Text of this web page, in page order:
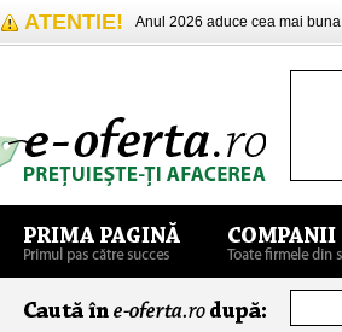
ATENTIE! Anul 2026 aduce cea mai buna